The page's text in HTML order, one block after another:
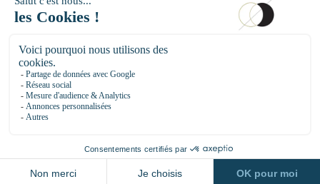
14 RUE DE BRETAGNE - 75003 PARIS
01 85 73 56 49